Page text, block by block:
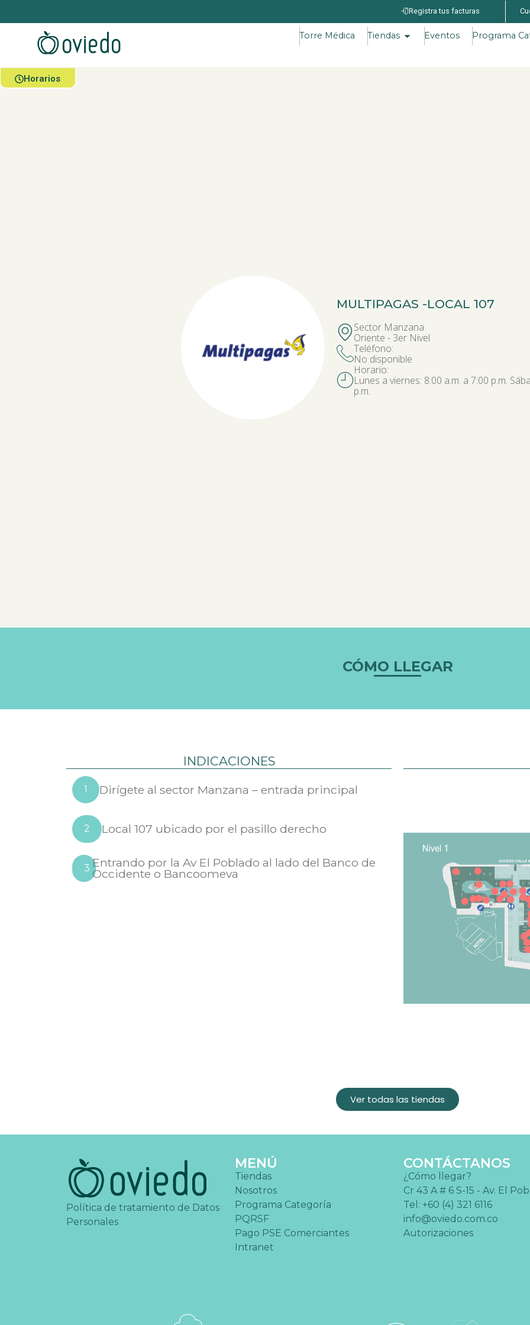
Registra tus facturas
Torre Médica Tiendas Eventos Programa
Horarios
MULTIPAGAS -LOCAL 107
Sector Manzana
Oriente - 3er Nivel
Teléfono:
No disponible
Horario:
Lunes a viernes: 8:00 a.m. a 7:00 p.m.
p.m.
CÓMO LLEGAR
INDICACIONES
1 Dirígete al sector Manzana – entrada principal
2 Local 107 ubicado por el pasillo derecho
3 Entrando por la Av El Poblado al lado del Banco de
Occidente o Bancoomeva
Ver todas las tiendas
Política de tratamiento de Datos
Personales
MENÚ
Tiendas
Nosotros
Programa Categoría
PQRSF
Pago PSE Comerciantes
Intranet
CONTÁCTANOS
¿Cómo llegar?
Cr 43 A # 6 S-15 - Av. El
Tel: +60 (4) 321 6116
info@oviedo.com.co
Autorizaciones